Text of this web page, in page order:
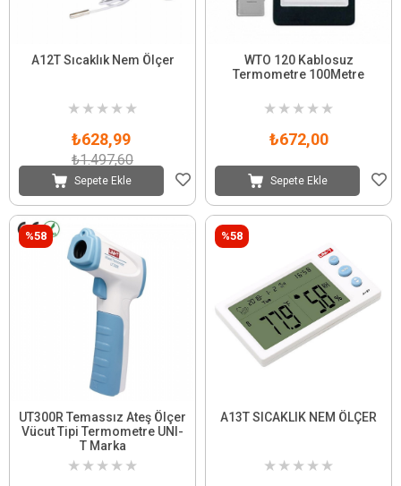
A12T Sıcaklık Nem Ölçer
★ ★ ★ ★ ★
₺628,99
₺1.497,60
Sepete Ekle
WTO 120 Kablosuz
Termometre 100Metre
★ ★ ★ ★ ★
₺672,00
Sepete Ekle
UT300R Temassız Ateş Ölçer
Vücut Tipi Termometre UNI-
T Marka
★ ★ ★ ★ ★
%58
A13T SICAKLIK NEM ÖLÇER
★ ★ ★ ★ ★
%58